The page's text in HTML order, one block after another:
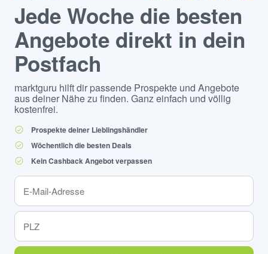
Jede Woche die besten
Angebote direkt in dein
Postfach
marktguru hilft dir passende Prospekte und Angebote
aus deiner Nähe zu finden. Ganz einfach und völlig
kostenfrei.
Prospekte deiner Lieblingshändler
Wöchentlich die besten Deals
Kein Cashback Angebot verpassen